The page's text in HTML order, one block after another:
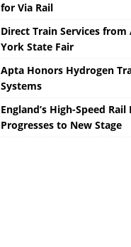
for Via Rail
Direct Train Services
York State Fair
Apta Honors Hydrogen
Systems
England’s High-Speed
Progresses to New Stage